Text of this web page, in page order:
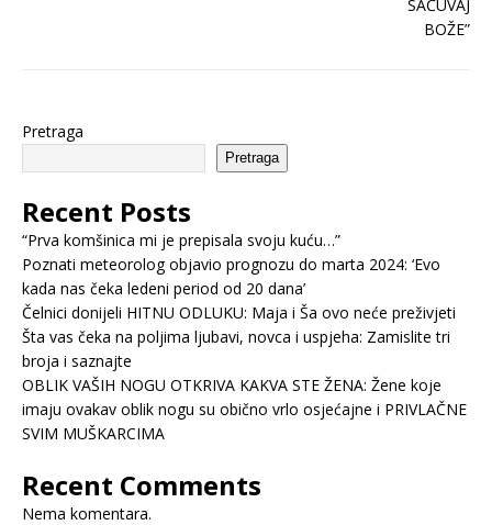
Pretraga
Pretraga
Recent Posts
“Prva komšinica mi je prepisala svoju kuću…”
Poznati meteorolog objavio prognozu do marta 2024: ‘Evo
kada nas čeka ledeni period od 20 dana’
Čelnici donijeli HITNU ODLUKU: Maja i Ša ovo neće preživjeti
Šta vas čeka na poljima ljubavi, novca i uspjeha: Zamislite tri
broja i saznajte
OBLIK VAŠIH NOGU OTKRIVA KAKVA STE ŽENA: Žene koje
imaju ovakav oblik nogu su obično vrlo osjećajne i PRIVLAČNE
SVIM MUŠKARCIMA
Recent Comments
Nema komentara.